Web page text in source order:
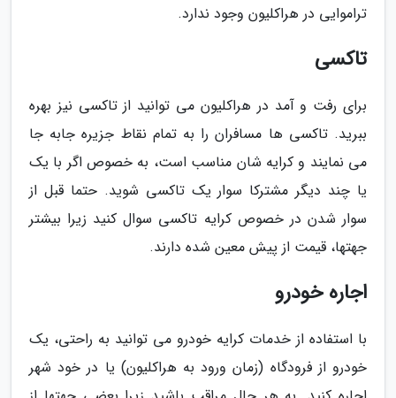
تراموایی در هراکلیون وجود ندارد.
تاکسی
برای رفت و آمد در هراکلیون می توانید از تاکسی نیز بهره
ببرید. تاکسی ها مسافران را به تمام نقاط جزیره جابه جا
می نمایند و کرایه شان مناسب است، به خصوص اگر با یک
یا چند دیگر مشترکا سوار یک تاکسی شوید. حتما قبل از
سوار شدن در خصوص کرایه تاکسی سوال کنید زیرا بیشتر
جهتها، قیمت از پیش معین شده دارند.
اجاره خودرو
با استفاده از خدمات کرایه خودرو می توانید به راحتی، یک
خودرو از فرودگاه (زمان ورود به هراکلیون) یا در خود شهر